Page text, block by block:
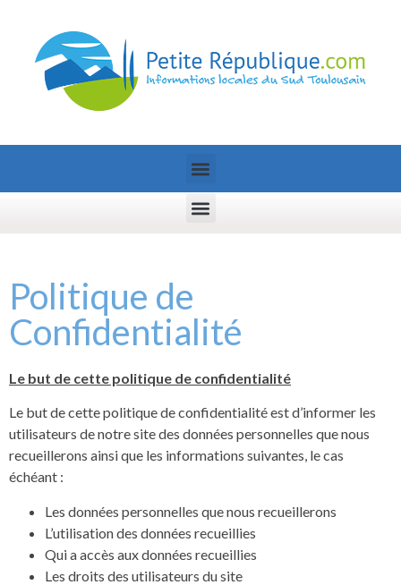
Politique de
Confidentialité
Le but de cette politique de confidentialité
Le but de cette politique de confidentialité est d’informer les
utilisateurs de notre site des données personnelles que nous
recueillerons ainsi que les informations suivantes, le cas
échéant :
Les données personnelles que nous recueillerons
L’utilisation des données recueillies
Qui a accès aux données recueillies
Les droits des utilisateurs du site